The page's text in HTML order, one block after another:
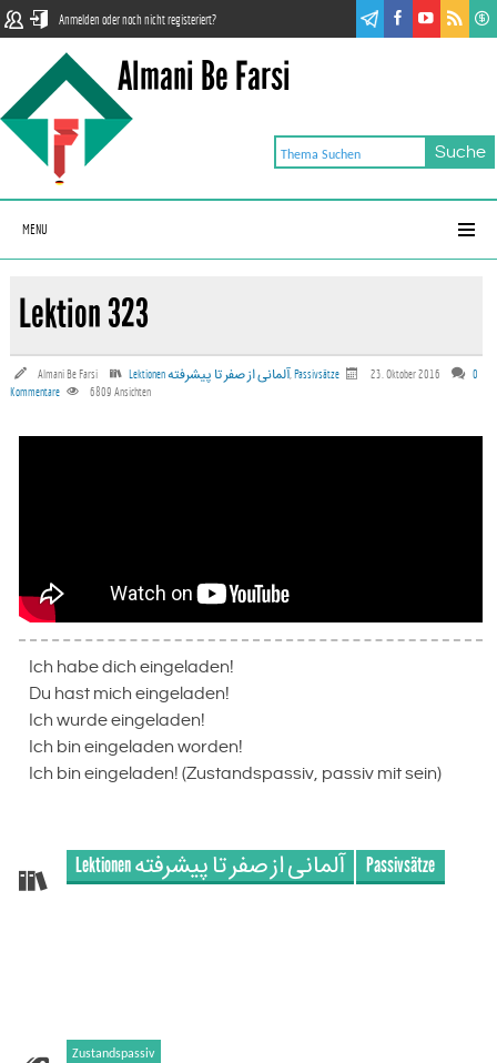
Anmelden oder noch nicht registeriert?
Almani Be Farsi
MENU
Lektion 323
Almani Be Farsi Lektionen آلمانی‌ از صفر تا پیشرفته Passivsätze 23. Oktober 2016
0
Kommentare
6809Ansichten
Ich habe dich eingeladen!
Du hast mich eingeladen!
Ich wurde eingeladen!
Ich bin eingeladen worden!
Ich bin eingeladen! (Zustandspassiv, passiv mit sein)
Lektionen آلمانی‌ از صفر تا پیشرفته Passivsätze
Zustandspassiv